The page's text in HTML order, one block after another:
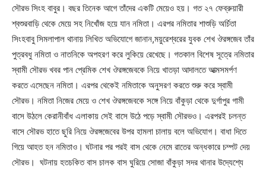
সৌরভ সিংহ বাবুর। বছর তিনেক আগে তাঁদের একটি মেয়েও হয়। গত ২৭ ফেব্রুয়ারী
শ্বশুরবাড়ি থেকে মেয়ে সহ নিখোঁজ হয়ে যান নমিতা। এরপর নমিতার শাশুড়ি অর্চিতা
সিংহবাবু সিমলাপাল থানায় লিখিত অভিযোগে জানান,ময়ুরেশ্বরের যুবক শেখ ঔরঙ্গজেব তাঁর
পুত্রবধু নমিতা ও নাতনিকে অপহরণ করে লুকিয়ে রেখেছে। গতকাল বিশেষ সূত্রে নমিতার
স্বামী সৌরভ খবর পান প্রেমিক শেখ ঔরঙ্গজেবকে নিয়ে খাতড়া আদালতে আত্মসমর্পণ
করতে এসেছেন নমিতা। এরপর থেকেই নমিতাকে অনুসরণ করতে শুরু করে স্বামী
সৌরভ। নমিতা নিজের মেয়ে ও শেখ ঔরঙ্গজেবকে সঙ্গে নিয়ে বাঁকুড়া থেকে দুর্গাপুর গামী
বাসে উঠলে কেরানীবাঁধ এলাকায় সেই বাসে উঠে পড়ে স্বামী সৌরভও। এরপরই চলন্ত
বাসে সৌরভ হাতে ছুরি নিয়ে ঔরঙ্গজেবের উপর হামলা চালায় বলে অভিযোগ। বাধা দিতে
গিয়ে আহত হন নমিতাও। ঘটনার পর পরই বাস থেকে নেমে রাতের অন্ধকারে চম্পট দেয়
সৌরভ। ঘটনায় হতচকিত বাস চালক বাস ঘুরিয়ে সোজা বাঁকুড়া সদর থানার উদ্যেশ্যে